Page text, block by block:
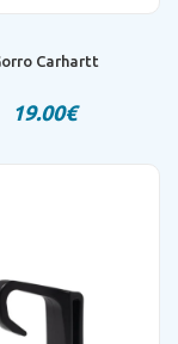
Carhartt
19.00€